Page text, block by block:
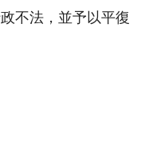
不法，並予以平復